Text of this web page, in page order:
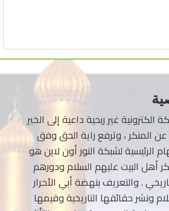
غير ربحية داعية إلى الخير
المنكر ، وترفع راية الحق وفق
الرئيسية لشبكة النور أون لاين هو
أهل البيت عليهم السلام ودورهم
. والتعريف بنهضة أبي الأحرار
ونشر حقائقها التاريخية وقيمها